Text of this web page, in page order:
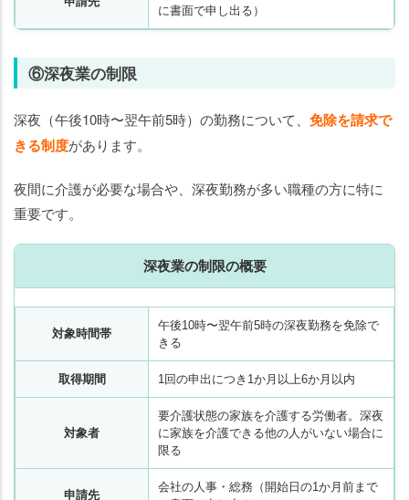
に書面で申し出る）
⑥深夜業の制限
深夜（午後10時〜翌午前5時）の勤務について、 免除を請求で
きる制度があります。
夜間に介護が必要な場合や、深夜勤務が多い職種の方に特に
重要です。
深夜業の制限の概要
対象時間帯
午後10時〜翌午前5時の深夜勤務を免除で
きる
取得期間 1回の申出につき1か月以上6か月以内
対象者
要介護状態の家族を介護する労働者。深夜
に家族を介護できる他の人がいない場合に
限る
申請先
会社の人事・総務（開始日の1か月前まで